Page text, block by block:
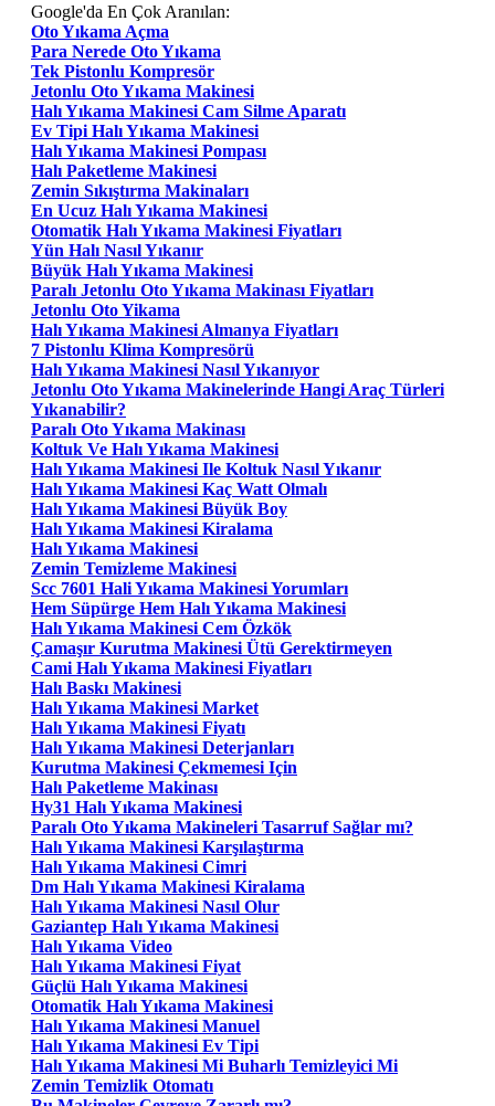
Google'da En Çok Aranılan:
Oto Yıkama Açma
Para Nerede Oto Yıkama
Tek Pistonlu Kompresör
Jetonlu Oto Yıkama Makinesi
Halı Yıkama Makinesi Cam Silme Aparatı
Ev Tipi Halı Yıkama Makinesi
Halı Yıkama Makinesi Pompası
Halı Paketleme Makinesi
Zemin Sıkıştırma Makinaları
En Ucuz Halı Yıkama Makinesi
Otomatik Halı Yıkama Makinesi Fiyatları
Yün Halı Nasıl Yıkanır
Büyük Halı Yıkama Makinesi
Paralı Jetonlu Oto Yıkama Makinası Fiyatları
Jetonlu Oto Yikama
Halı Yıkama Makinesi Almanya Fiyatları
7 Pistonlu Klima Kompresörü
Halı Yıkama Makinesi Nasıl Yıkanıyor
Jetonlu Oto Yıkama Makinelerinde Hangi Araç Türleri
Yıkanabilir?
Paralı Oto Yıkama Makinası
Koltuk Ve Halı Yıkama Makinesi
Halı Yıkama Makinesi Ile Koltuk Nasıl Yıkanır
Halı Yıkama Makinesi Kaç Watt Olmalı
Halı Yıkama Makinesi Büyük Boy
Halı Yıkama Makinesi Kiralama
Halı Yıkama Makinesi
Zemin Temizleme Makinesi
Scc 7601 Hali Yıkama Makinesi Yorumları
Hem Süpürge Hem Halı Yıkama Makinesi
Halı Yıkama Makinesi Cem Özkök
Çamaşır Kurutma Makinesi Ütü Gerektirmeyen
Cami Halı Yıkama Makinesi Fiyatları
Halı Baskı Makinesi
Halı Yıkama Makinesi Market
Halı Yıkama Makinesi Fiyatı
Halı Yıkama Makinesi Deterjanları
Kurutma Makinesi Çekmemesi Için
Halı Paketleme Makinası
Hy31 Halı Yıkama Makinesi
Paralı Oto Yıkama Makineleri Tasarruf Sağlar mı?
Halı Yıkama Makinesi Karşılaştırma
Halı Yıkama Makinesi Cimri
Dm Halı Yıkama Makinesi Kiralama
Halı Yıkama Makinesi Nasıl Olur
Gaziantep Halı Yıkama Makinesi
Halı Yıkama Video
Halı Yıkama Makinesi Fiyat
Güçlü Halı Yıkama Makinesi
Otomatik Halı Yıkama Makinesi
Halı Yıkama Makinesi Manuel
Halı Yıkama Makinesi Ev Tipi
Halı Yıkama Makinesi Mi Buharlı Temizleyici Mi
Zemin Temizlik Otomatı